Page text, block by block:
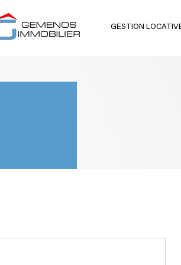
GESTION
voir les9annonces